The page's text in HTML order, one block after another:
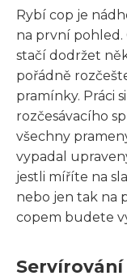
Rybí cop je
na první pohled.
stačí dodržet
pořádně
pramínky. Práci
rozčesávacího
všechny
vypadal
jestli míříte na
nebo jen tak na
copem budete